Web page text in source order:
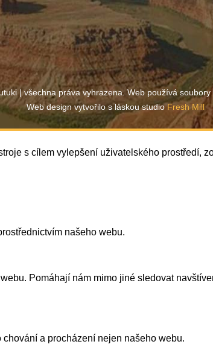
| všechna práva vyhrazena. Web používá soubory
Web design vytvořilo s láskou studioFresh Mill
s cílem vylepšení uživatelského prostředí,
našeho webu.
Pomáhají nám mimo jiné sledovat
a procházení nejen našeho webu.